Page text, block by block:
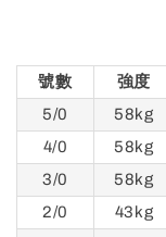
號數 強度
5/0
58kg
4/0
58kg
3/0
58kg
2/0
43kg